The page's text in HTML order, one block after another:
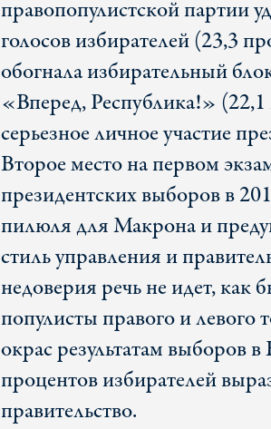
правопопулистской партии
голосов избирателей (23,3
обогнала избирательный
«Вперед, Республика!»
серьезное личное участие
Второе место на первом
президентских выборов в
пилюля для Макрона и
стиль управления и
недоверия речь не идет, как
популисты правого и левого
окрас результатам выборов
процентов избирателей
правительство.